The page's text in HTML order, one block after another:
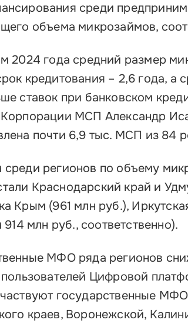
среди
объема микрозаймов,
2024 года средний размер
кредитования – 2,6 года, а
ставок при банковском
МСП Александр
почти 6,9 тыс. МСП из 84
регионов по объему
Краснодарский край и
Крым (961 млн руб.),
млн руб., соответственно).
МФО ряда регионов
пользователей Цифровой
государственные
краев, Воронежской,